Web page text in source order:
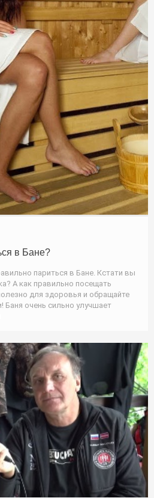
в Бане?
париться в Бане. Кстати вы
А как правильно посещать
для здоровья и обращайте
Баня очень сильно улучшает